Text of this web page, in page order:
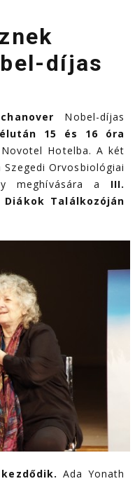
díjas
Nobel-díjas
15 és 16 óra
Hotelba. A két
Orvosbiológiai
meghívására a III.
Találkozóján
Ada Yonath